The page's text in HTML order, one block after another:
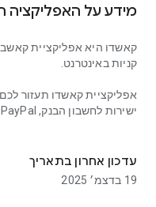
מידע על האפליקציה
קניות באינטרנט.
אפליקציית קאשדו תעזור
ישירות לחשבון הבנק, PayPal או גיפטקארד.
משתמשים באפליקציה כדי
עדכון אחרון בתאריך
19 בדצמ׳ 2025